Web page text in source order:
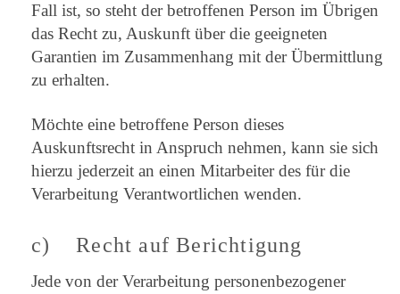
Fall ist, so steht der betroffenen Person im Übrigen
das Recht zu, Auskunft über die geeigneten
Garantien im Zusammenhang mit der Übermittlung
zu erhalten.
Möchte eine betroffene Person dieses
Auskunftsrecht in Anspruch nehmen, kann sie sich
hierzu jederzeit an einen Mitarbeiter des für die
Verarbeitung Verantwortlichen wenden.
c) Recht auf Berichtigung
Jede von der Verarbeitung personenbezogener